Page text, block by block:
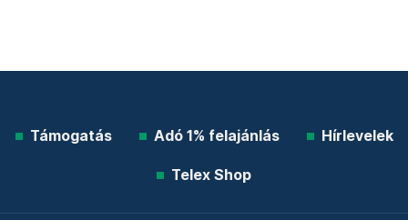
Támogatás Adó 1% felajánlás Hírlevelek
Telex Shop